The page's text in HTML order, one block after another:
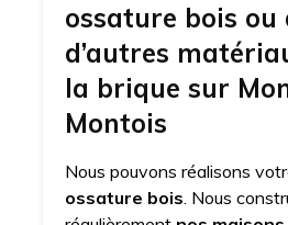
ossature bois ou
d’autres
la brique sur
Montois
Nous pouvons réalisons
ossature bois. Nous